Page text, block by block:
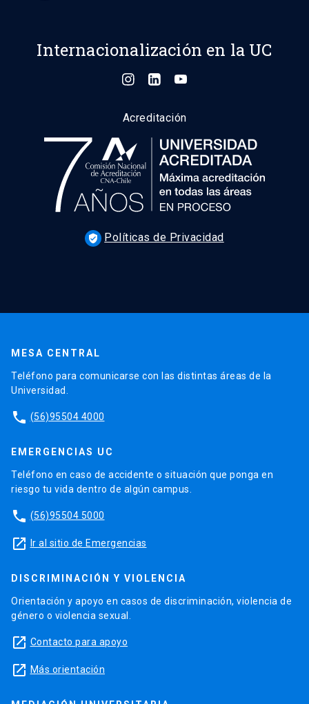
Internacionalización en la UC
Acreditación
verified_user Políticas de Privacidad
MESA CENTRAL
Teléfono para comunicarse con las distintas áreas de la
Universidad.
phone (56)95504 4000
EMERGENCIAS UC
Teléfono en caso de accidente o situación que ponga en
riesgo tu vida dentro de algún campus.
phone (56)95504 5000
launch Ir al sitio de Emergencias
DISCRIMINACIÓN Y VIOLENCIA
Orientación y apoyo en casos de discriminación, violencia de
género o violencia sexual.
launch Contacto para apoyo
launch Más orientación